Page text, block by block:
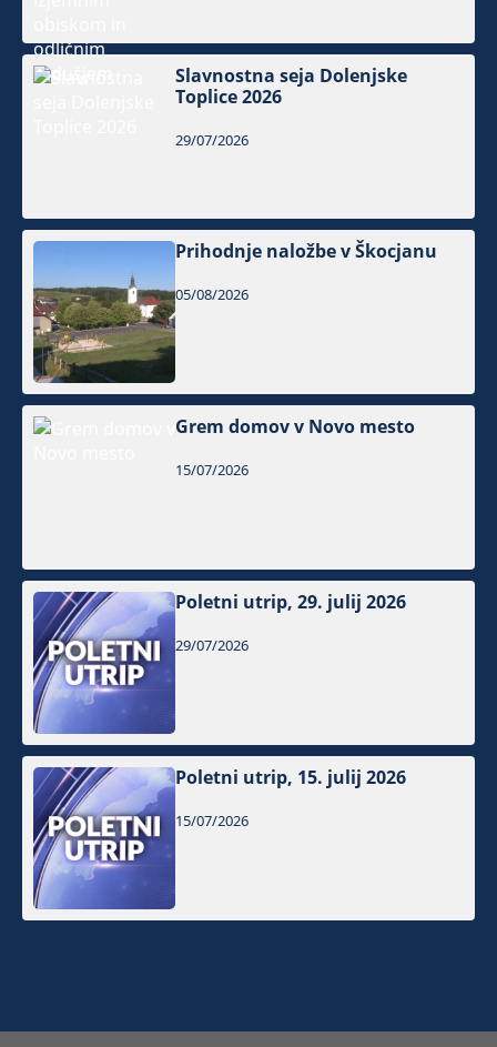
Slavnostna seja Dolenjske
Toplice 2026
29/07/2026
Prihodnje naložbe v Škocjanu
05/08/2026
Grem domov v Novo mesto
15/07/2026
Poletni utrip, 29. julij 2026
29/07/2026
Poletni utrip, 15. julij 2026
15/07/2026